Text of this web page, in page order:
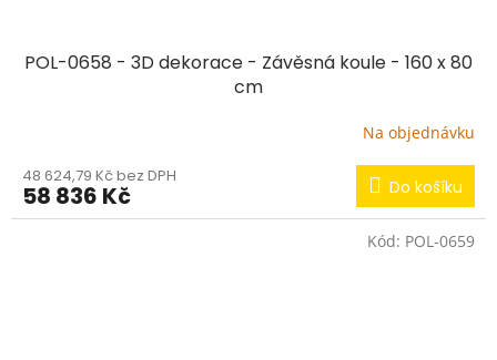
POL-0658 - 3D dekorace - Závěsná koule - 160 x 80
cm
Na objednávku
48 624,79 Kč bez DPH
58 836 Kč Do košíku
Kód: POL-0659